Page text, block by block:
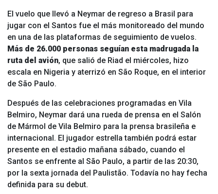
El vuelo que llevó a Neymar de regreso a Brasil para
jugar con el Santos fue el más monitoreado del mundo
en una de las plataformas de seguimiento de vuelos.
Más de 26.000 personas seguían esta madrugada la
ruta del avión, que salió de Riad el miércoles, hizo
escala en Nigeria y aterrizó en São Roque, en el interior
de São Paulo.
Después de las celebraciones programadas en Vila
Belmiro, Neymar dará una rueda de prensa en el Salón
de Mármol de Vila Belmiro para la prensa brasileña e
internacional. El jugador estrella también podrá estar
presente en el estadio mañana sábado, cuando el
Santos se enfrente al São Paulo, a partir de las 20:30,
por la sexta jornada del Paulistão. Todavía no hay fecha
definida para su debut.